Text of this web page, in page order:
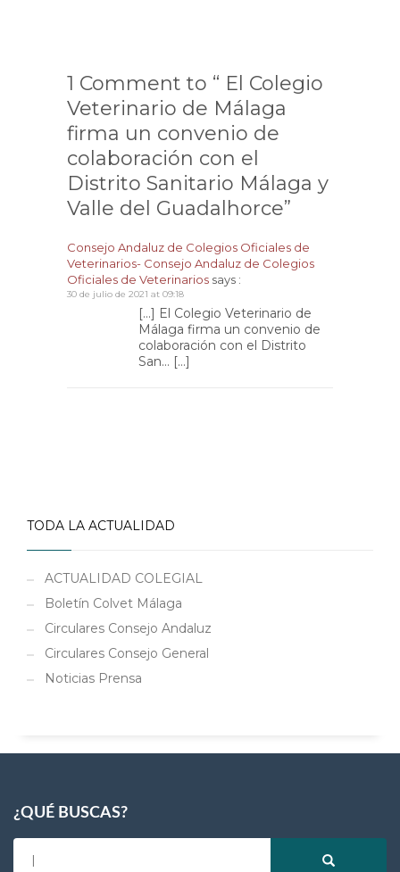
1 Comment to “ El Colegio
Veterinario de Málaga
firma un convenio de
colaboración con el
Distrito Sanitario Málaga y
Valle del Guadalhorce”
Consejo Andaluz de Colegios Oficiales de
Veterinarios- Consejo Andaluz de Colegios
Oficiales de Veterinarios says :
30 de julio de 2021 at 09:18
[…] El Colegio Veterinario de
Málaga firma un convenio de
colaboración con el Distrito
San… […]
TODA LA ACTUALIDAD
ACTUALIDAD COLEGIAL
Boletín Colvet Málaga
Circulares Consejo Andaluz
Circulares Consejo General
Noticias Prensa
¿QUÉ BUSCAS?